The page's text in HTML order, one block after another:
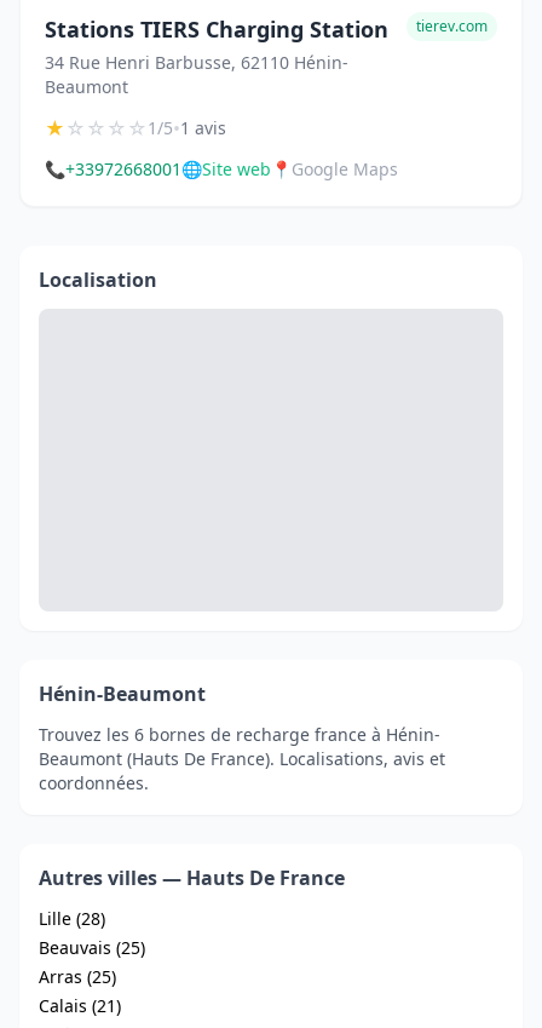
Stations TIERS Charging Station
34 Rue Henri Barbusse, 62110 Hénin-
Beaumont
tierev.com
★☆☆☆☆1/5•1 avis
📞+33972668001 🌐Site web 📍 Google Maps
Localisation
Hénin-Beaumont
Trouvez les 6 bornes de recharge france à Hénin-
Beaumont (Hauts De France). Localisations, avis et
coordonnées.
Autres villes — Hauts De France
Lille (28)
Beauvais (25)
Arras (25)
Calais (21)